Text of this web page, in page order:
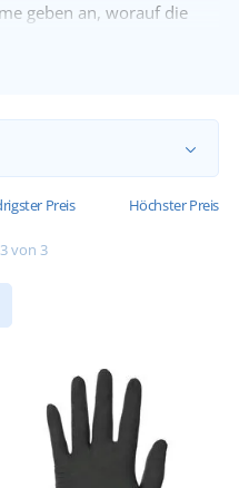
geben an, worauf die
Preis Höchster Preis
von 3